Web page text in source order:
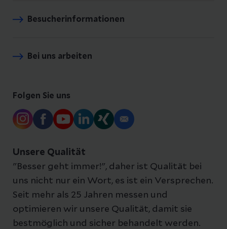
Besucherinformationen
Bei uns arbeiten
Folgen Sie uns
Unsere Qualität
"Besser geht immer!", daher ist Qualität bei
uns nicht nur ein Wort, es ist ein Versprechen.
Seit mehr als 25 Jahren messen und
optimieren wir unsere Qualität, damit sie
bestmöglich und sicher behandelt werden.